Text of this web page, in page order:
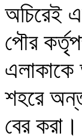
অচিরেই
পৌর
এলাকাকে
শহরে
বের করা।